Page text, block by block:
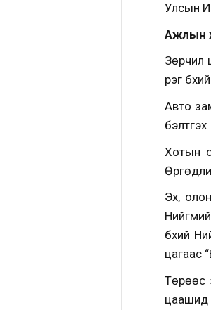
Улсын
Ажлын
Зөрчил
үүрэг
Авто
Хотын
Эх,
бүхий
цагаас
Төрөөс
цаашид